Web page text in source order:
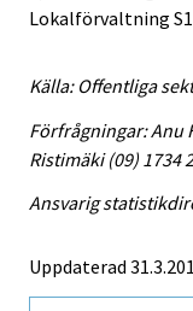
Lokalförvaltning
Källa: Offentliga
Förfrågningar: Anu
Ristimäki (09) 1734
Ansvarig
Uppdaterad